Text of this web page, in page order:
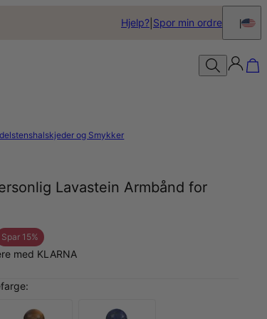
Hjelp? Spor min ordre
og Smykker
Lavastein Armbånd for
Spar 15%
med KLARNA